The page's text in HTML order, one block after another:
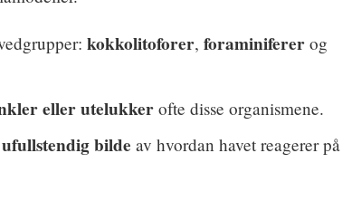
kokkolitoforer, foraminiferer og
eller utelukker ofte disse organismene.
ufullstendig bilde av hvordan havet reagerer på